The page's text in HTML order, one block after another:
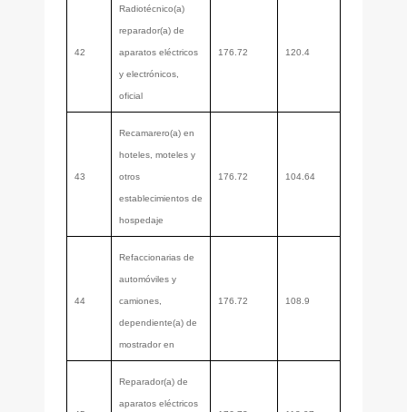
42
Radiotécnico(a)
reparador(a) de
aparatos eléctricos
y electrónicos,
oficial
176.72 120.4
43
Recamarero(a) en
hoteles, moteles y
otros
establecimientos de
hospedaje
176.72 104.64
44
Refaccionarias de
automóviles y
camiones,
dependiente(a) de
mostrador en
176.72 108.9
Reparador(a) de
aparatos eléctricos